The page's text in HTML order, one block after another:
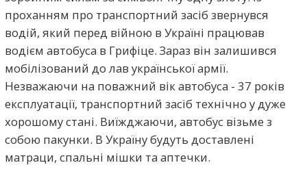
проханням про транспортний засіб звернувся
водій, який перед війною в Україні працював
водієм автобуса в Грифіце. Зараз він залишився
мобілізований до лав української армії.
Незважаючи на поважний вік автобуса - 37 років
експлуатації, транспортний засіб технічно у дуже
хорошому стані. Виїжджаючи, автобус візьме з
собою пакунки. В Україну будуть доставлені
матраци, спальні мішки та аптечки.